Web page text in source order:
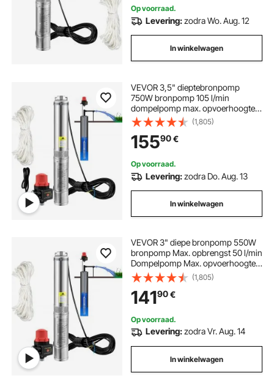
Op voorraad.
Levering:zodra Wo. Aug. 12
In winkelwagen
VEVOR 3,5" dieptebronpomp
750W bronpomp 105 l/min
dompelpomp max. opvoerhoogte
62 m pijppomp 230V 50Hz
zandpomp IP68 waterpomp 11
waaiertrappen pomp ideaal voor
irrigatie of wateraanvoer
(1,805)
15590€
Op voorraad.
Levering:zodra Do. Aug. 13
In winkelwagen
VEVOR 3" diepe bronpomp 550W
bronpomp Max. opbrengst 50 l/min
Dompelpomp Max. opvoerhoogte
89 m Dompelpomp Zandbestendig
<5% Max. snelheid 2850 tpm
Zoetwatervoorziening Irrigatie
Afvoer
(1,805)
14190€
Op voorraad.
Levering:zodra Vr. Aug. 14
In winkelwagen